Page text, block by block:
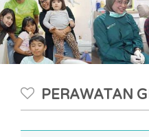
PERAWATAN